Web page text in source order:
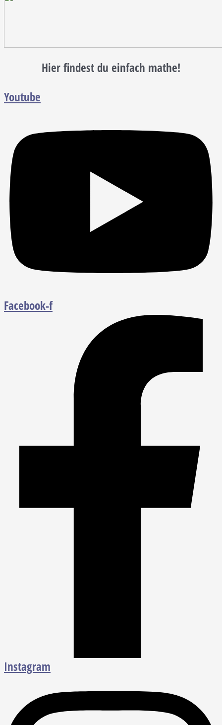
Hier findest du einfach mathe!
Youtube
Facebook-f
Instagram